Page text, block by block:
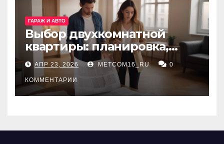
ГАРАЖ И АВТО
Выбор двухкомнатной
квартиры: планировка,
состояние жилья и
проверка документов
АПР 23, 2026 METCOM16_RU 0
КОММЕНТАРИИ